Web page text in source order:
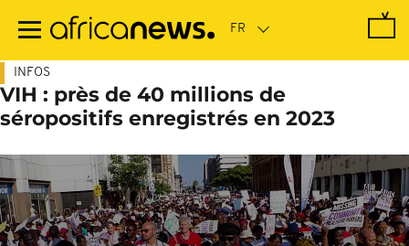
contenu
INFOS
VIH : près de 40 millions de
séropositifs enregistrés en 2023